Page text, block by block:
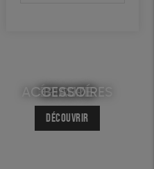
HOMMES
DÉCOUVRIR
ÉPICERIE
DÉCOUVRIR
BEAUTÉ
DÉCOUVRIR
ACCESSOIRES
DÉCOUVRIR